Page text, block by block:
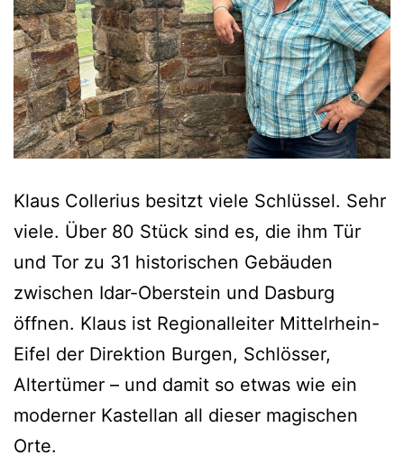
Klaus Collerius besitzt viele Schlüssel. Sehr
viele. Über 80 Stück sind es, die ihm Tür
und Tor zu 31 historischen Gebäuden
zwischen Idar-Oberstein und Dasburg
öffnen. Klaus ist Regionalleiter Mittelrhein-
Eifel der Direktion Burgen, Schlösser,
Altertümer – und damit so etwas wie ein
moderner Kastellan all dieser magischen
Orte.